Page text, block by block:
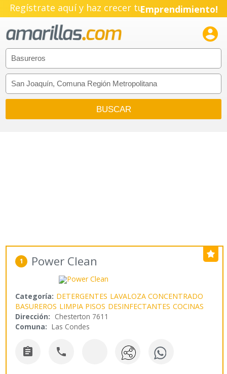
Regístrate aquí y haz crecer tuEmprendimiento!

1 Power Clean
Categoría: DETERGENTES LAVALOZA CONCENTRADO
BASUREROS LIMPIA PISOS DESINFECTANTES COCINAS
Dirección: Chesterton 7611
Comuna: Las Condes
 